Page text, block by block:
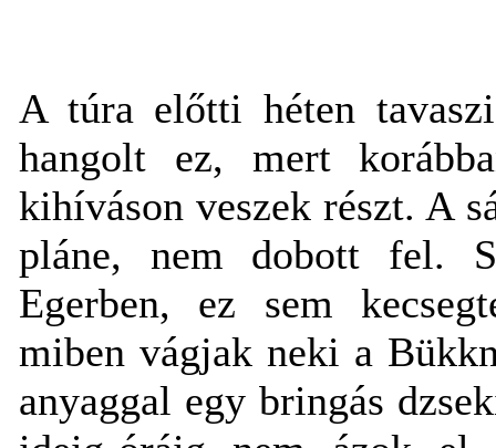
A túra előtti héten
hangolt ez, mert
kihíváson veszek részt. A
pláne, nem dobott fel.
Egerben, ez sem
miben vágjak neki a
anyaggal egy bringás